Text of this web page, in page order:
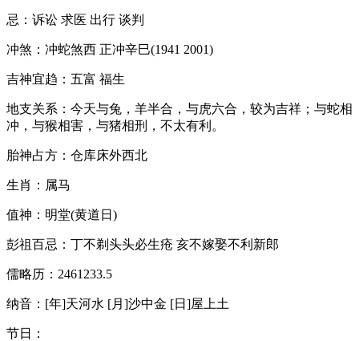
忌：诉讼 求医 出行 谈判
冲煞：冲蛇煞西 正冲辛巳(1941 2001)
吉神宜趋：五富 福生
地支关系：今天与兔，羊半合，与虎六合，较为吉祥；与蛇相
冲，与猴相害，与猪相刑，不太有利。
胎神占方：仓库床外西北
生肖：属马
值神：明堂(黄道日)
彭祖百忌：丁不剃头头必生疮 亥不嫁娶不利新郎
儒略历：2461233.5
纳音：[年]天河水 [月]沙中金 [日]屋上土
节日：